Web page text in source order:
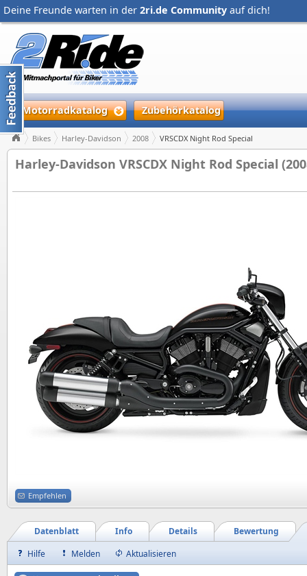
Deine Freunde warten in der 2ri.de Community auf dich!
Motorradkatalog Zubehörkatalog
Bikes Harley-Davidson 2008 VRSCDX Night Rod Special
Harley-Davidson VRSCDX Night Rod Special
Empfehlen
Bewertung
Details
Info
Datenblatt
Hilfe
Melden Aktualisieren